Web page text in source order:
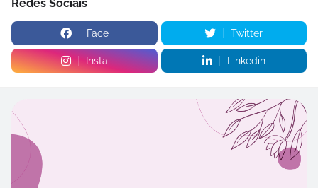
Redes Sociais
Face Twitter
Insta Linkedin